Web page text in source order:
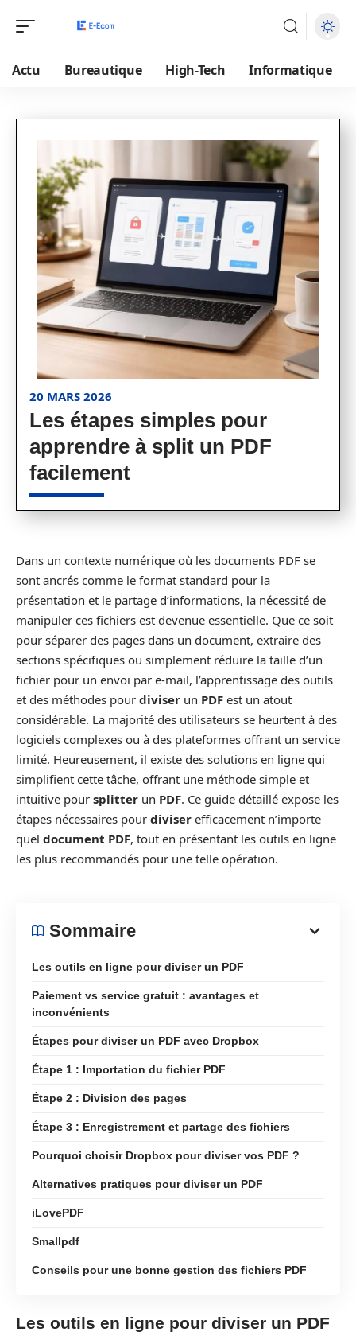
Actu Bureautique High-Tech Informatique
20 MARS 2026
Les étapes simples pour
apprendre à split un PDF
facilement
Dans un contexte numérique où les documents PDF se
sont ancrés comme le format standard pour la
présentation et le partage d’informations, la nécessité de
manipuler ces fichiers est devenue essentielle. Que ce soit
pour séparer des pages dans un document, extraire des
sections spécifiques ou simplement réduire la taille d’un
fichier pour un envoi par e-mail, l’apprentissage des outils
et des méthodes pour diviser un PDF est un atout
considérable. La majorité des utilisateurs se heurtent à des
logiciels complexes ou à des plateformes offrant un service
limité. Heureusement, il existe des solutions en ligne qui
simplifient cette tâche, offrant une méthode simple et
intuitive pour splitter un PDF. Ce guide détaillé expose les
étapes nécessaires pour diviser efficacement n’importe
quel document PDF, tout en présentant les outils en ligne
les plus recommandés pour une telle opération.
Sommaire
Les outils en ligne pour diviser un PDF
Paiement vs service gratuit : avantages et
inconvénients
Étapes pour diviser un PDF avec Dropbox
Étape 1 : Importation du fichier PDF
Étape 2 : Division des pages
Étape 3 : Enregistrement et partage des fichiers
Pourquoi choisir Dropbox pour diviser vos PDF ?
Alternatives pratiques pour diviser un PDF
iLovePDF
Smallpdf
Conseils pour une bonne gestion des fichiers PDF
Les outils en ligne pour diviser un PDF